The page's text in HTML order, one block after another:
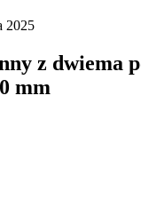
2025
z dwiema
mm